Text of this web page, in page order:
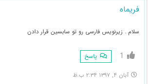
فریماه
سلام . زیرنویس فارسی رو تو سابسین قرار دادن
1 پاسخ
آبان ۴, ۱۳۹۷ ۲:۳۴ ب.ظ